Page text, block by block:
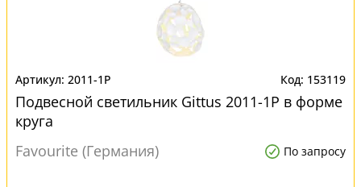
2011-1P 153119
Подвесной светильник Gittus 2011-1P в форме
круга
Favourite (Германия)
По запросу